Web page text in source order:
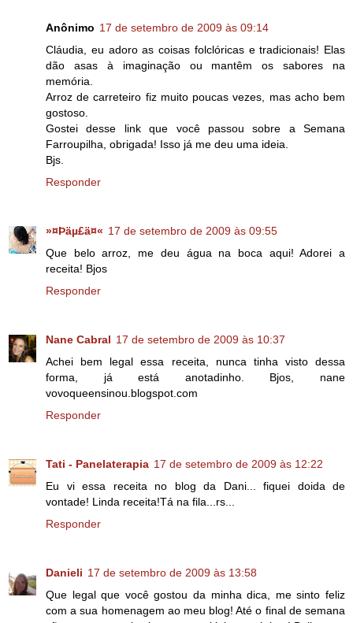
Anônimo 17 de setembro de 2009 às 09:14
Cláudia, eu adoro as coisas folclóricas e tradicionais! Elas
dão asas à imaginação ou mantêm os sabores na
memória.
Arroz de carreteiro fiz muito poucas vezes, mas acho bem
gostoso.
Gostei desse link que você passou sobre a Semana
Farroupilha, obrigada! Isso já me deu uma ideia.
Bjs.
Responder
»¤Þäµ£ä¤« 17 de setembro de 2009 às 09:55
Que belo arroz, me deu água na boca aqui! Adorei a
receita! Bjos
Responder
Nane Cabral 17 de setembro de 2009 às 10:37
Achei bem legal essa receita, nunca tinha visto dessa
forma, já está anotadinho. Bjos, nane
vovoqueensinou.blogspot.com
Responder
Tati - Panelaterapia 17 de setembro de 2009 às 12:22
Eu vi essa receita no blog da Dani... fiquei doida de
vontade! Linda receita!Tá na fila...rs...
Responder
Danieli 17 de setembro de 2009 às 13:58
Que legal que você gostou da minha dica, me sinto feliz
com a sua homenagem ao meu blog! Até o final de semana